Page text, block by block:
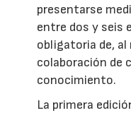
presentarse
entre dos y seis
obligatoria de, al
colaboración de
conocimiento.
La primera